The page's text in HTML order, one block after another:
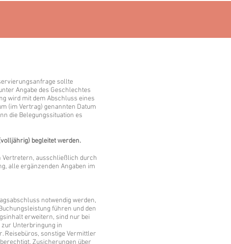
sollte
Angabe des Geschlechtes
wird mit dem Abschluss eines
(im Vertrag) genannten Datum
die Belegungssituation es
begleitet werden.
Vertretern, ausschließlich durch
alle ergänzenden Angaben im
notwendig werden,
führen und den
erweitern, sind nur bei
Unterbringung in
Reisebüros, sonstige Vermittler
Zusicherungen über